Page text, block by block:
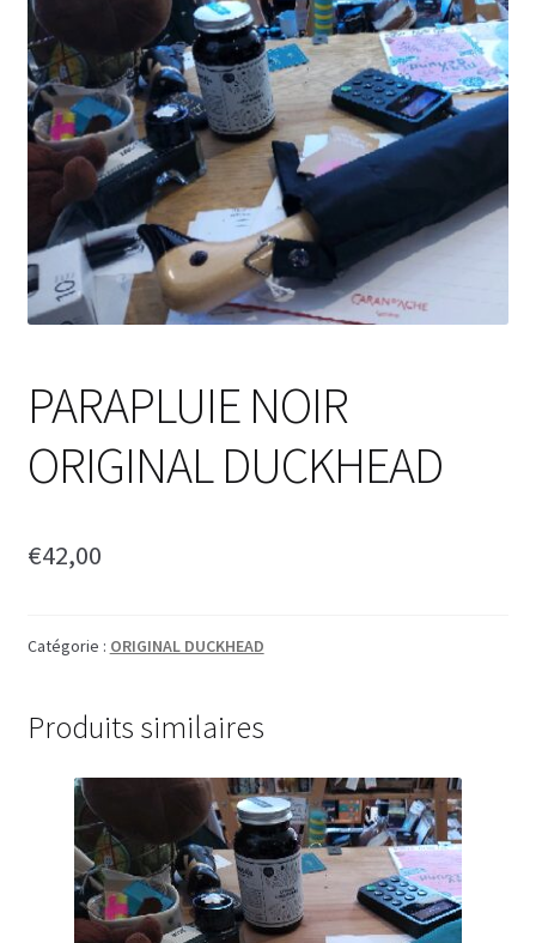
PARAPLUIE NOIR
ORIGINAL DUCKHEAD
€42,00
Catégorie : ORIGINAL DUCKHEAD
Produits similaires